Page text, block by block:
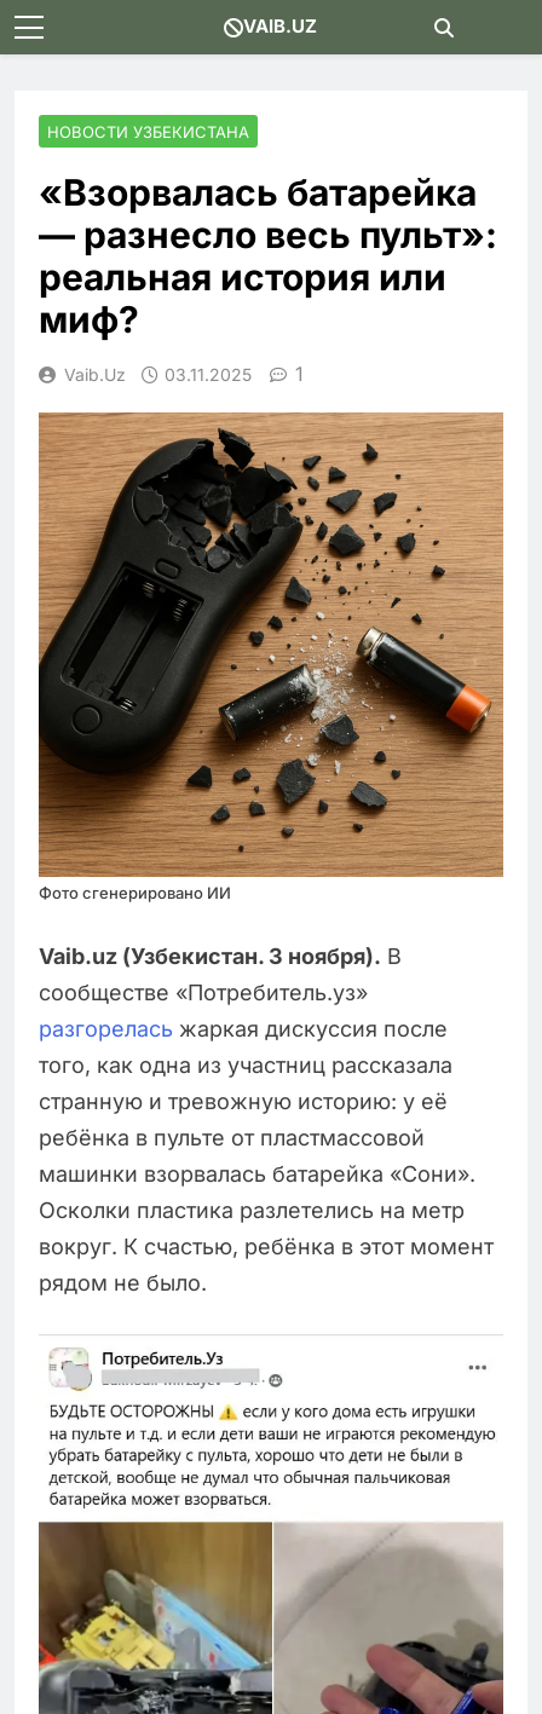
Skip
to
VAIB.UZ
НОВОСТИ УЗБЕКИСТАНА
«Взорвалась батарейка
— разнесло весь пульт»:
реальная история или
миф?
Vaib.uz 03.11.2025 1
Фото сгенерировано ИИ
Vaib.uz (Узбекистан. 3 ноября). В
сообществе «Потребитель.уз»
разгорелась жаркая дискуссия после
того, как одна из участниц рассказала
странную и тревожную историю: у её
ребёнка в пульте от пластмассовой
машинки взорвалась батарейка «Сони».
Осколки пластика разлетелись на метр
вокруг. К счастью, ребёнка в этот момент
рядом не было.